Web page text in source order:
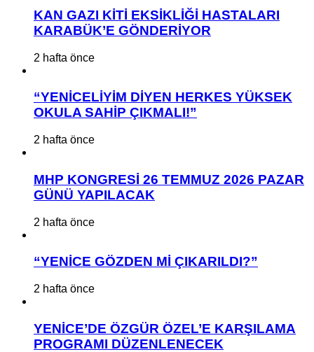
KAN GAZI KİTİ EKSİKLİĞİ HASTALARI
KARABÜK’E GÖNDERİYOR
2 hafta önce
“YENİCELİYİM DİYEN HERKES YÜKSEK
OKULA SAHİP ÇIKMALI!”
2 hafta önce
MHP KONGRESİ 26 TEMMUZ 2026 PAZAR
GÜNÜ YAPILACAK
2 hafta önce
“YENİCE GÖZDEN Mİ ÇIKARILDI?”
2 hafta önce
YENİCE’DE ÖZGÜR ÖZEL’E KARŞILAMA
PROGRAMI DÜZENLENECEK